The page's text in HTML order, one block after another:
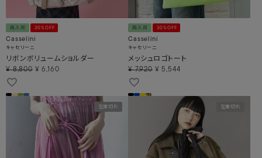
再入荷 30%OFF
Casselini
キャセリーニ
リボンボリュームショルダー
¥ 8,800 ¥ 6,160
再入荷 30%OFF
Casselini
キャセリーニ
メッシュロゴトート
¥ 7,920 ¥ 5,544
在庫切れ 在庫切れ